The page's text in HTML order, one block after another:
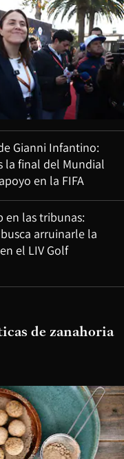
Gianni Infantino:
la final del Mundial
en la FIFA
en las tribunas:
arruinarle la
el LIV Golf
de zanahoria